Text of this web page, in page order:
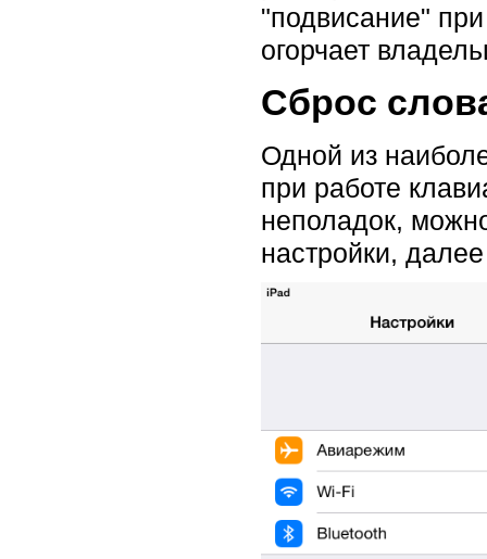
"подвисание"
огорчает
Сброс
Одной из
при работе
неполадок,
настройки,